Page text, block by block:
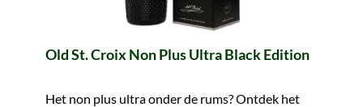
Old St. Croix Non Plus Ultra Black Edition
Het non plus ultra onder de rums? Ontdek het